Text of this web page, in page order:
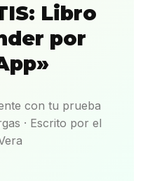
Libro
por
con tu prueba
· Escrito por el